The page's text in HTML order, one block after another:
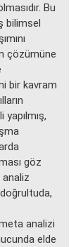
Bu
bilimsel
çözümüne
bir kavram
göz
analiz
analizi
elde